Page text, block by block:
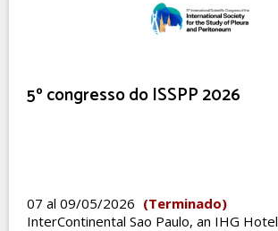
5º congresso do ISSPP 2026
07 al 09/05/2026 (Terminado)
InterContinental Sao Paulo, an IHG Hotel